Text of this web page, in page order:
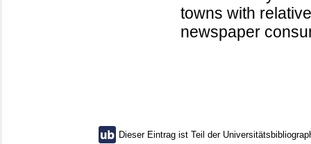
towns with
newspaper
Dieser Eintrag ist Teil der